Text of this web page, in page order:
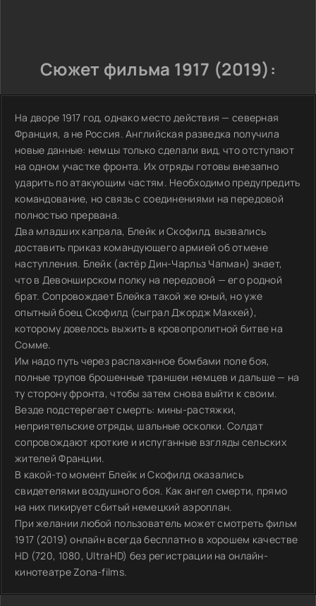
Сюжет фильма 1917 (2019):
На дворе 1917 год, однако место действия — северная
Франция, а не Россия. Английская разведка получила
новые данные: немцы только сделали вид, что отступают
на одном участке фронта. Их отряды готовы внезапно
ударить по атакующим частям. Необходимо предупредить
командование, но связь с соединениями на передовой
полностью прервана.
Два младших капрала, Блейк и Скофилд, вызвались
доставить приказ командующего армией об отмене
наступления. Блейк (актёр Дин-Чарльз Чапман) знает,
что в Девонширском полку на передовой — его родной
брат. Сопровождает Блейка такой же юный, но уже
опытный боец Скофилд (сыграл Джордж Маккей),
которому довелось выжить в кровопролитной битве на
Сомме.
Им надо путь через распаханное бомбами поле боя,
полные трупов брошенные траншеи немцев и дальше — на
ту сторону фронта, чтобы затем снова выйти к своим.
Везде подстерегает смерть: мины-растяжки,
неприятельские отряды, шальные осколки. Солдат
сопровождают кроткие и испуганные взгляды сельских
жителей Франции.
В какой-то момент Блейк и Скофилд оказались
свидетелями воздушного боя. Как ангел смерти, прямо
на них пикирует сбитый немецкий аэроплан.
При желании любой пользователь может смотреть фильм
1917 (2019) онлайн всегда бесплатно в хорошем качестве
HD (720, 1080, UltraHD) без регистрации на онлайн-
кинотеатре Zona-films.